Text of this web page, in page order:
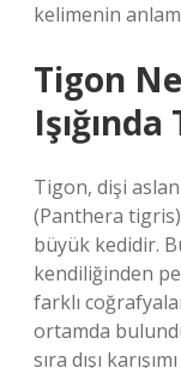
kelimenin
Tigon
Işığında
Tigon, dişi
(Panthera
büyük kedidir.
kendiliğinden
farklı
ortamda
sıra dışı